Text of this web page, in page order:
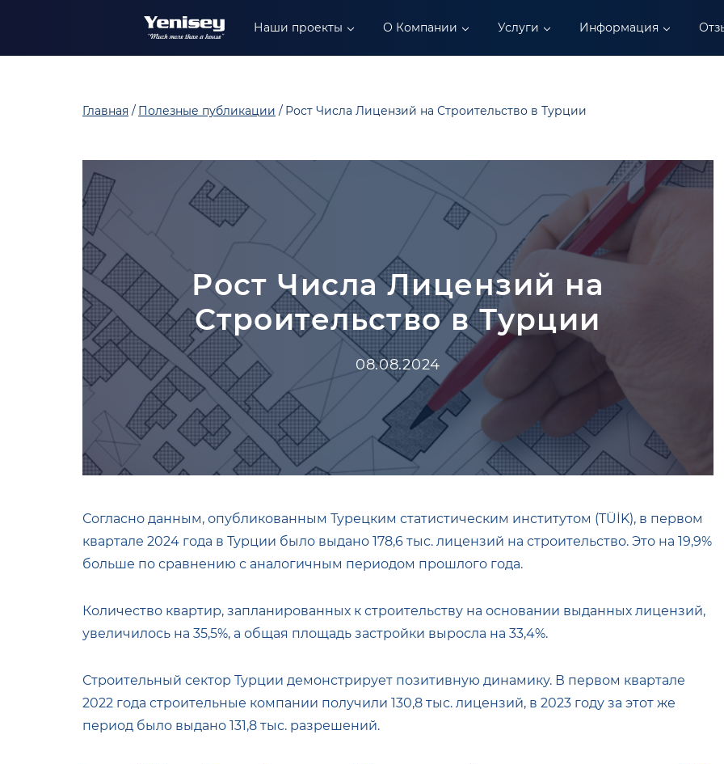
+90 549 402 88 89
Наши проекты О Компании Услуги Информация
Главная Полезные публикации Рост Числа Лицензий на Строительство в Турции
Рост Числа Лицензий на
Строительство в Турции
08.08.2024
Согласно данным, опубликованным Турецким статистическим институтом (TÜİK), в первом
квартале 2024 года в Турции было выдано 178,6 тыс. лицензий на строительство. Это на 19,9%
больше по сравнению с аналогичным периодом прошлого года.
Количество квартир, запланированных к строительству на основании выданных лицензий,
увеличилось на 35,5%, а общая площадь застройки выросла на 33,4%.
Строительный сектор Турции демонстрирует позитивную динамику. В первом квартале
2022 года строительные компании получили 130,8 тыс. лицензий, в 2023 году за этот же
период было выдано 131,8 тыс. разрешений.